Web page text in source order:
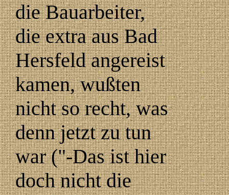
die Bauarbeiter,
die extra aus Bad
Hersfeld angereist
kamen, wußten
nicht so recht, was
denn jetzt zu tun
war ("-Das ist hier
doch nicht die